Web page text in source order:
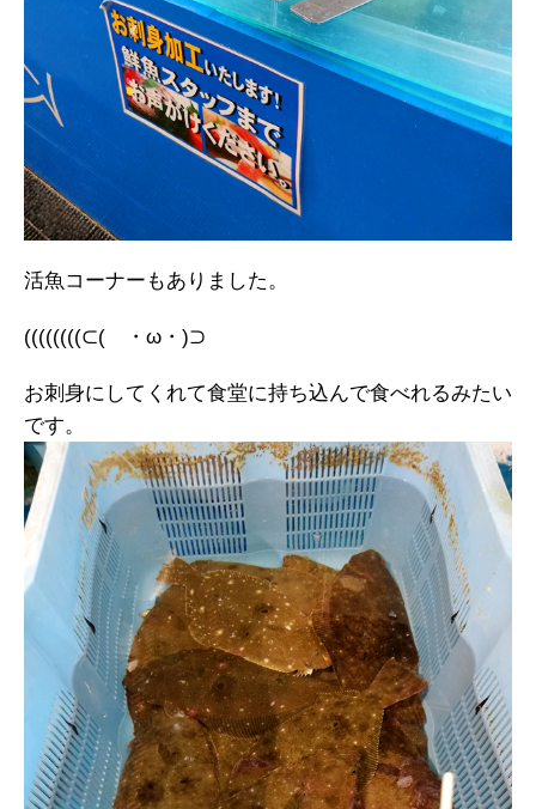
活魚コーナーもありました。
((((((((⊂( ・ω・)⊃
お刺身にしてくれて食堂に持ち込んで食べれるみたい
です。